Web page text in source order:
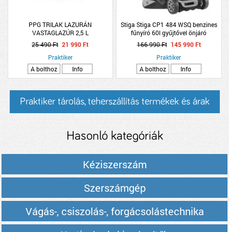
PPG TRILAK LAZURÁN
VASTAGLAZÚR 2,5 L
SZÍNTELEN,SELYEMF.OLDÓSZ.
(R:223320)
25 490 Ft 21 990 Ft
Praktiker
A bolthoz
Info
Stiga Stiga CP1 484 WSQ benzines
fűnyíró 60l gyűjtővel önjáró
166 990 Ft 145 990 Ft
Praktiker
A bolthoz
Info
Praktiker tárolás, teherszállítás termékek és árak
Hasonló kategóriák
Kéziszerszám
Szerszámgép
Vágás-, csiszolás-, forgácsolástechnika